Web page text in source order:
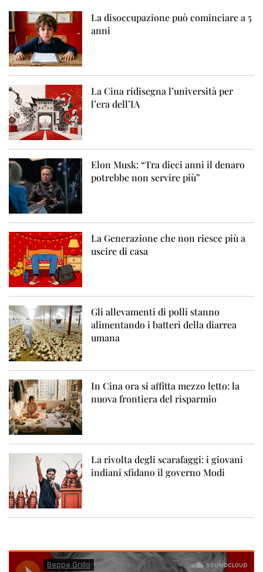
La disoccupazione può cominciare a 5
anni
La Cina ridisegna l’università per
l’era dell’IA
Elon Musk: “Tra dieci anni il denaro
potrebbe non servire più”
La Generazione che non riesce più a
uscire di casa
Gli allevamenti di polli stanno
alimentando i batteri della diarrea
umana
In Cina ora si affitta mezzo letto: la
nuova frontiera del risparmio
La rivolta degli scarafaggi: i giovani
indiani sfidano il governo Modi